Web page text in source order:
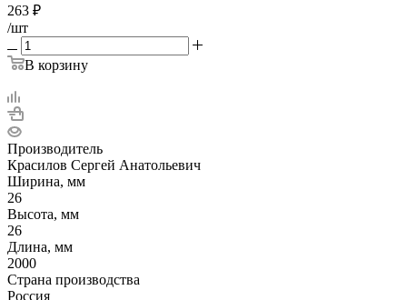
263 ₽
/шт
В корзину
Производитель
Красилов Сергей Анатольевич
Ширина, мм
26
Высота, мм
26
Длина, мм
2000
Страна производства
Россия